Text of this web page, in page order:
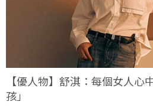
【優人物】舒淇：每個女人心
孩」